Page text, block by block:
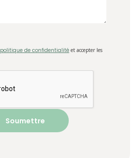
politique de confidentialité et accepter les